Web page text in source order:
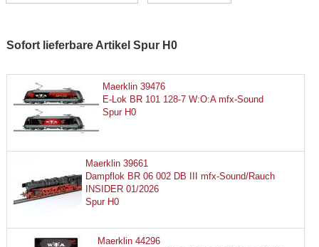
Sofort lieferbare Artikel Spur H0
Maerklin 39476
E-Lok BR 101 128-7 W:O:A mfx-Sound
Spur H0
Maerklin 39661
Dampflok BR 06 002 DB III mfx-Sound/Rauch
INSIDER 01/2026
Spur H0
Maerklin 44296